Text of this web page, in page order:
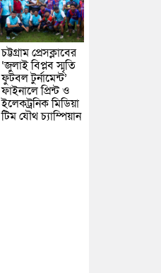
চট্টগ্রাম প্রেসক্লাবের
‘জুলাই বিপ্লব স্মৃতি
ফুটবল টুর্নামেন্ট’
ফাইনালে প্রিন্ট ও
ইলেকট্রনিক মিডিয়া
টিম যৌথ চ্যাম্পিয়ান